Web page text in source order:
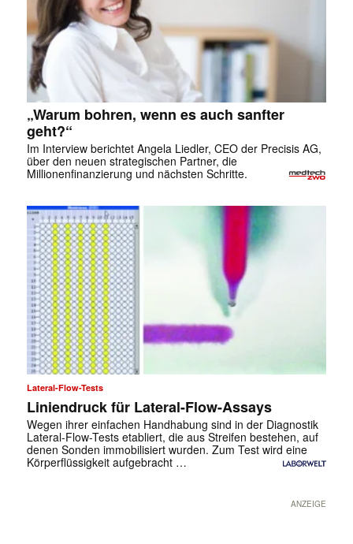
„Warum bohren, wenn es auch sanfter
geht?“
Im Interview berichtet Angela Liedler, CEO der Precisis AG,
über den neuen strategischen Partner, die
Millionenfinanzierung und nächsten Schritte.
Lateral-Flow-Tests
Liniendruck für Lateral-Flow-Assays
Wegen ihrer einfachen Handhabung sind in der Diagnostik
Lateral-Flow-Tests etabliert, die aus Streifen be­stehen, auf
denen Sonden immobilisiert wurden. Zum Test wird eine
Körperflüssigkeit aufgebracht …
ANZEIGE